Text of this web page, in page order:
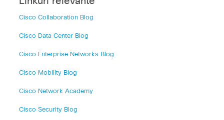
Cisco Collaboration Blog
Cisco Data Center Blog
Cisco Enterprise Networks Blog
Cisco Mobility Blog
Cisco Network Academy
Cisco Security Blog